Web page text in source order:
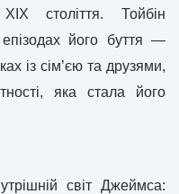
століття. Тойбін
його буття —
із сім’єю та друзями,
яка стала його
світ Джеймса: